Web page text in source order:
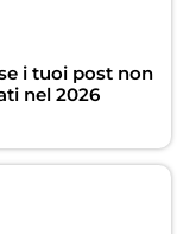
i tuoi post non
nel 2026